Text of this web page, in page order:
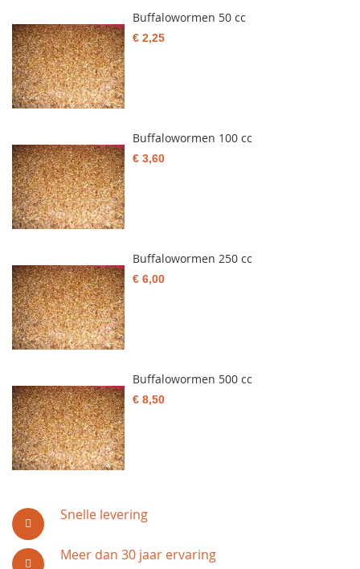
Snelle levering
Meer dan 30 jaar ervaring
Buffalowormen 50 cc
€ 2,25
Buffalowormen 100 cc
€ 3,60
Buffalowormen 250 cc
€ 6,00
Buffalowormen 500 cc
€ 8,50